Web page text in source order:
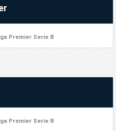
Premier Serie B
Premier Serie B